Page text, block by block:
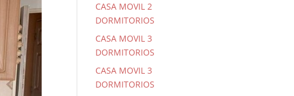
CASA MOVIL 2
DORMITORIOS
CASA MOVIL 3
DORMITORIOS
CASA MOVIL 3
DORMITORIOS